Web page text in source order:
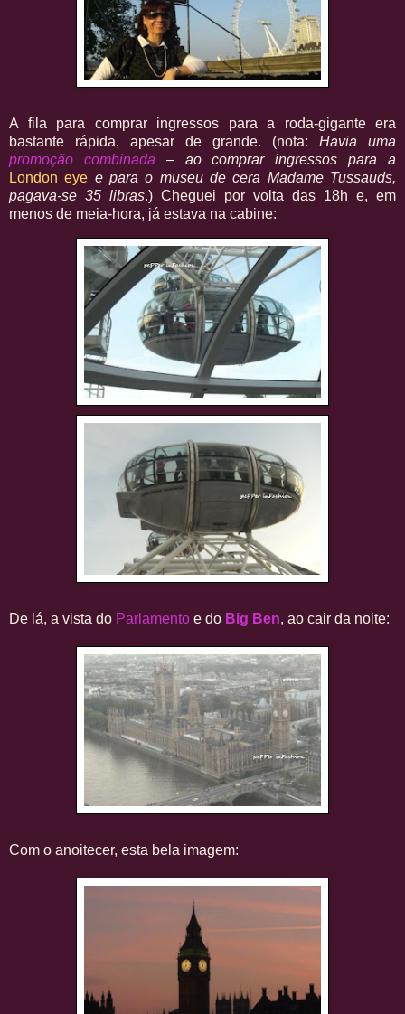
A fila para comprar ingressos para a roda-gigante era
bastante rápida, apesar de grande. (nota: Havia uma
promoção combinada – ao comprar ingressos para a
London eye e para o museu de cera Madame Tussauds,
pagava-se 35 libras.) Cheguei por volta das 18h e, em
menos de meia-hora, já estava na cabine:
De lá, a vista do Parlamento e do Big Ben, ao cair da noite:
Com o anoitecer, esta bela imagem: